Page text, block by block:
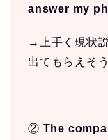
answer my
→上手く現状
出てもらえそう
② The